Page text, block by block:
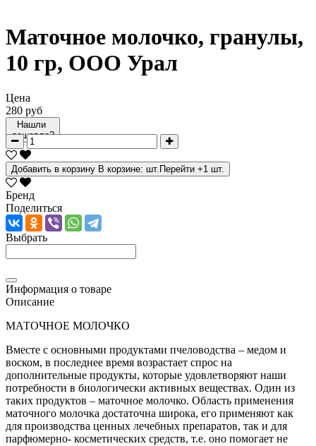
Маточное молочко, гранулы,
10 гр, ООО Урал
Цена
280 руб
Нашли
дешевле?
Добавить в корзину В корзине: шт. Перейти +1 шт.
Бренд
Поделиться
Выбрать
Информация о товаре
Описание
МАТОЧНОЕ МОЛОЧКО
Вместе с основными продуктами пчеловодства – медом и
воском, в последнее время возрастает спрос на
дополнительные продукты, которые удовлетворяют наши
потребности в биологически активных веществах. Один из
таких продуктов – маточное молочко. Область применения
маточного молочка достаточна широка, его применяют как
для производства ценных лечебных препаратов, так и для
парфюмерно- косметических средств, т.е. оно помогает не